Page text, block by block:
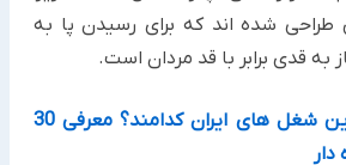
شده اند که برای رسیدن پا به
به قدی برابر با قد مردان است.
بهترین شغل های ایران کدامند؟ معرفی 30